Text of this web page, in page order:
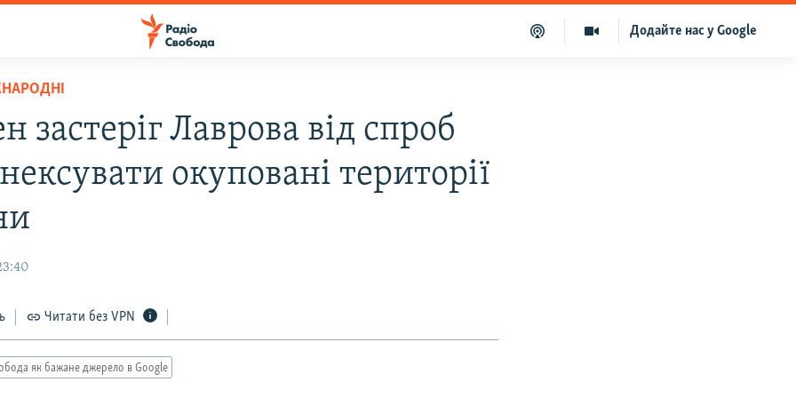
Додайте нас у Google
застеріг Лаврова від спроб
окуповані території
Читати без VPN
як бажане джерело в Google